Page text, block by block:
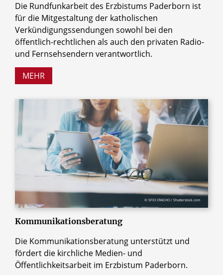
Die Rundfunkarbeit des Erzbistums Paderborn ist
für die Mitgestaltung der katholischen
Verkündigungssendungen sowohl bei den
öffentlich-rechtlichen als auch den privaten Radio-
und Fernsehsendern verantwortlich.
MEHR
© SFIO CRACHO / Shutterstock.com
Kommunikationsberatung
Die Kommunikationsberatung unterstützt und
fördert die kirchliche Medien- und
Öffentlichkeitsarbeit im Erzbistum Paderborn.